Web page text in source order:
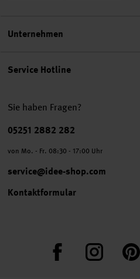
Service Hotline
Sie haben Fragen?
Telefonnummer
05251 2882 282
von Mo. - Fr. 08:30 - 17:00 Uhr
service@idee-shop.com
Kontaktformular
FacebookInstagram
Unternehmen